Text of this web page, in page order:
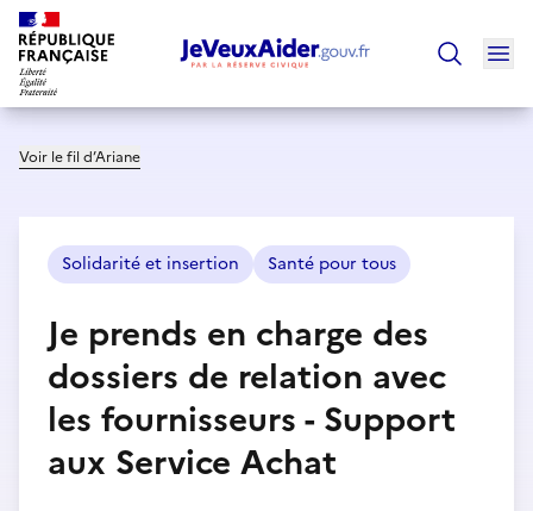
Voir le fil d’Ariane
Solidarité et insertion Santé pour tous
Je prends en charge des
dossiers de relation avec
les fournisseurs - Support
aux Service Achat